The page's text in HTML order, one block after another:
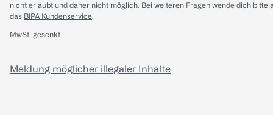
nicht erlaubt und daher nicht möglich. Bei weiteren Fragen wende dich bitte
das BIPA Kundenservice.
MwSt. gesenkt
Meldung möglicher illegaler Inhalte